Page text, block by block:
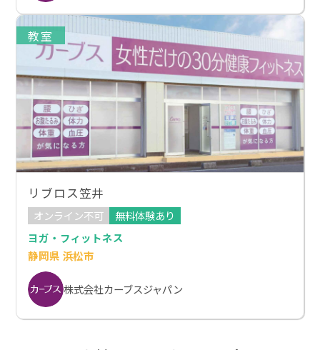
教室
リブロス笠井
オンライン不可
無料体験あり
ヨガ・フィットネス
静岡県 浜松市
株式会社カーブスジャパン